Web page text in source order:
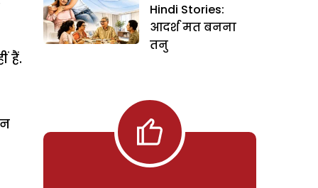
हैं.
Hindi Stories:
आदर्श मत बनना
तनु